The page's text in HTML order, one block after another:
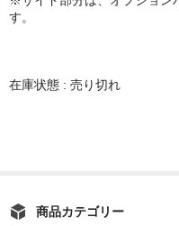
す。
在庫状態 : 売り切れ
商品カテゴリー